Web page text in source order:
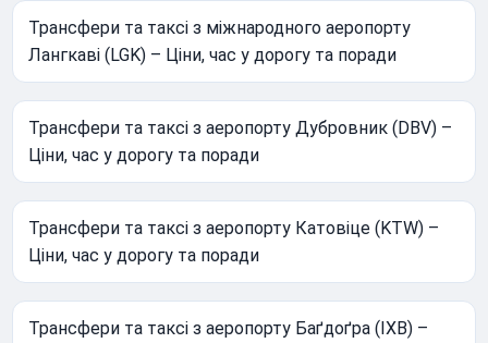
Трансфери та таксі з міжнародного аеропорту
Лангкаві (LGK) – Ціни, час у дорогу та поради
Трансфери та таксі з аеропорту Дубровник (DBV) –
Ціни, час у дорогу та поради
Трансфери та таксі з аеропорту Катовіце (KTW) –
Ціни, час у дорогу та поради
Трансфери та таксі з аеропорту Баґдоґра (IXB) –